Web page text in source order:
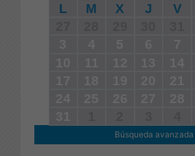
L M X J V
Búsqueda avanzada